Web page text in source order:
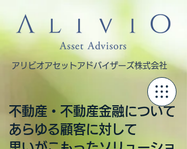
アリビオアセットアドバイザーズ株式会社
不動産・不動産金融について
あらゆる顧客に対して